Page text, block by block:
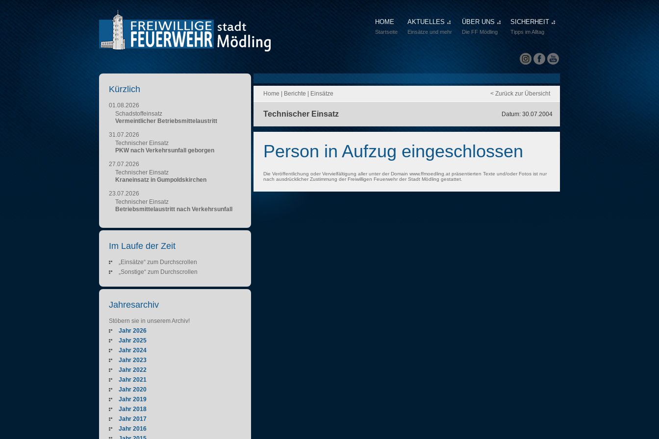
HOME
Startseite
AKTUELLES
Einsätze und mehr
ÜBER UNS
Die FF Mödling
SICHERHEIT
Tipps im Alltag
Home Berichte Einsätze < Zurück zur Übersicht
Technischer Einsatz Datum: 30.07.2004
Person in Aufzug eingeschlossen
Die Veröffentlichung oder Vervielfältigung aller unter der Domain www.ffmoedling.at präsentierten Texte und/oder Fotos ist nur
nach ausdrücklicher Zustimmung der Freiwilligen Feuerwehr der Stadt Mödling gestattet.
Kürzlich
01.08.2026
Schadstoffeinsatz
Vermeintlicher Betriebsmittelaustritt
31.07.2026
Technischer Einsatz
PKW nach Verkehrsunfall geborgen
27.07.2026
Technischer Einsatz
Kraneinsatz in Gumpoldskirchen
23.07.2026
Technischer Einsatz
Betriebsmittelaustritt nach Verkehrsunfall
Im Laufe der Zeit
„Einsätze“ zum Durchscrollen
„Sonstige“ zum Durchscrollen
Jahresarchiv
Stöbern sie in unserem Archiv!
Jahr 2026
Jahr 2025
Jahr 2024
Jahr 2023
Jahr 2022
Jahr 2021
Jahr 2020
Jahr 2019
Jahr 2018
Jahr 2017
Jahr 2016